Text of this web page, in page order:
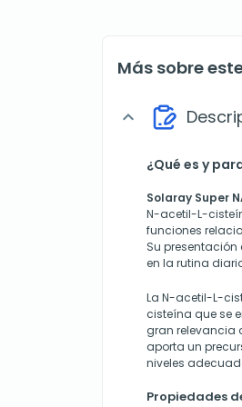
Más sobre
expand_more
¿Qué es y
Solaray Super
N-acetil-L-
funciones
Su
en la rutina
La N-acetil-L-
cisteína que se
gran relevancia
aporta un
niveles
Propiedades